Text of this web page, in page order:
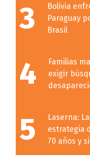
3
Bolivia
Paraguay
Brasil
4
Familias
exigir
5
Laserna:
estrategia
70 años y